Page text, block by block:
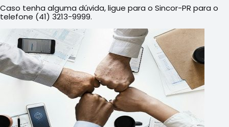
Caso tenha alguma dúvida, ligue para o Sincor-PR para o
telefone (41) 3213-9999.